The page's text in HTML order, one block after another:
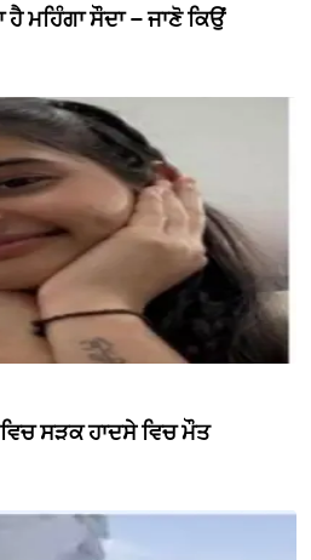
ਮਹਿੰਗਾ ਸੌਦਾ – ਜਾਣੋ ਕਿਉਂ
ਸੜਕ ਹਾਦਸੇ ਵਿਚ ਮੌਤ